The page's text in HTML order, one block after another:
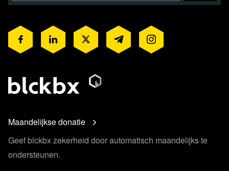
Maandelijkse donatie
Geef blckbx zekerheid door automatisch maandelijks te
ondersteunen.